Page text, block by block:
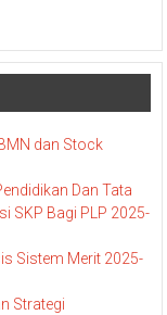
dan Stock
Dan Tata
SKP Bagi PLP 2025-
Sistem Merit 2025-
Strategi